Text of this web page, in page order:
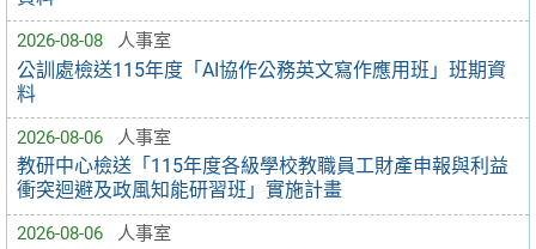
2026-08-08 人事室
公訓處檢送115年度「AI協作公務英文寫作應用班」班期資
料
2026-08-06 人事室
教研中心檢送「115年度各級學校教職員工財產申報與利益
衝突迴避及政風知能研習班」實施計畫
2026-08-06 人事室